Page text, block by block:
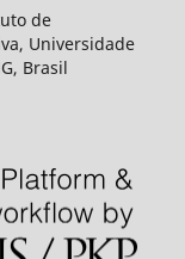
de
Universidade
Brasil